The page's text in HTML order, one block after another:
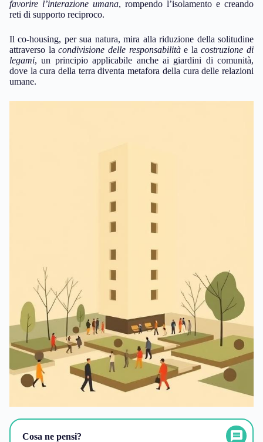
favorire l’interazione umana, rompendo l’isolamento e creando
reti di supporto reciproco.
Il co-housing, per sua natura, mira alla riduzione della solitudine
attraverso lacondivisione delle responsabilitàe lacostruzione di
legami, un principio applicabile anche ai giardini di comunità,
dove la cura della terra diventa metafora della cura delle relazioni
umane.
Cosa ne pensi?